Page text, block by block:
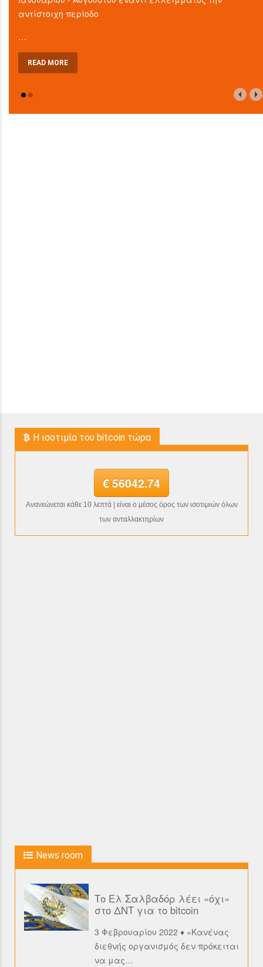
αντίστοιχη περίοδο
…
READ MORE
H ισοτιμία του bitcoin τώρα
€ 56042.74
Ανανεώνεται κάθε 10 λεπτά | είναι ο μέσος όρος των ισοτιμιών όλων
των ανταλλακτηρίων
News room
Το Ελ Σαλβαδόρ λέει «όχι»
στο ΔΝΤ για το bitcoin
3 Φεβρουαρίου 2022 ♦ «Κανένας
διεθνής οργανισμός δεν πρόκειται
να μας…